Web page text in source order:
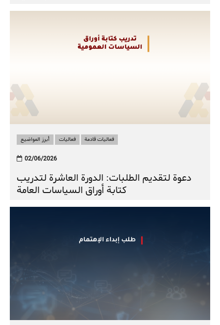
أبرز المواضيع فعاليات فعاليات قادمة
02/06/2026
دعوة لتقديم الطلبات: الدورة العاشرة لتدريب
كتابة أوراق السياسات العامة